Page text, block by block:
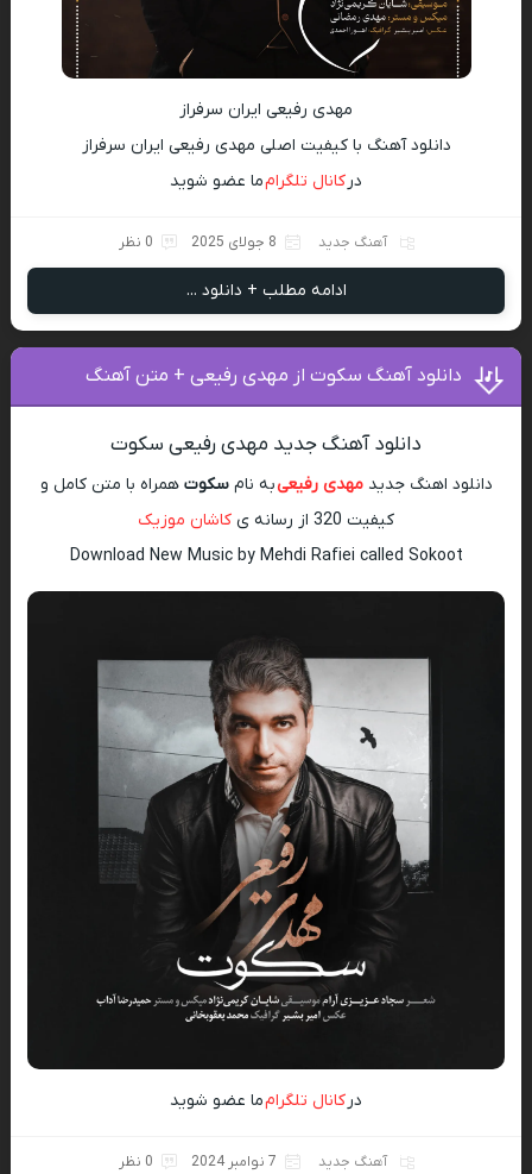
مهدی رفیعی ایران سرفراز
دانلود آهنگ با کیفیت اصلی مهدی رفیعی ایران سرفراز
درکانال تلگرامما عضو شوید
آهنگ جدید 8 جولای 2025 0 نظر
ادامه مطلب + دانلود ...
دانلود آهنگ سکوت از مهدی رفیعی + متن آهنگ
دانلود آهنگ جدید مهدی رفیعی سکوت
دانلود اهنگ جدیدمهدی رفیعیبه نامسکوت همراه با متن کامل و
کیفیت 320 از رسانه ی
کاشان موزیک
Download New Music by Mehdi Rafiei called Sokoot
درکانال تلگرامما عضو شوید
آهنگ جدید 7 نوامبر 2024 0 نظر